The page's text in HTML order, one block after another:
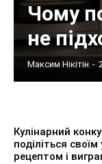
Чому
не
Максим Нікітін -
Кулінарний
поділіться
рецептом і